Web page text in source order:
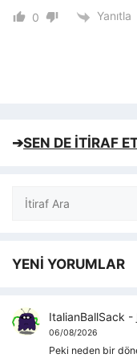
0 Yanıtla
➔SEN DE İTİRAF
Ara
YENİ YORUMLAR
ItalianBallSack -
06/08/2026
Peki neden bir